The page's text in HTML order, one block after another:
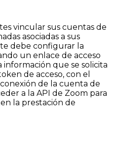
vincular sus cuentas de
asociadas a sus
debe configurar la
un enlace de acceso
información que se solicita
de acceso, con el
de la cuenta de
a la API de Zoom para
la prestación de